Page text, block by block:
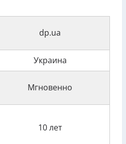
dp.ua
Украина
Мгновенно
10 лет